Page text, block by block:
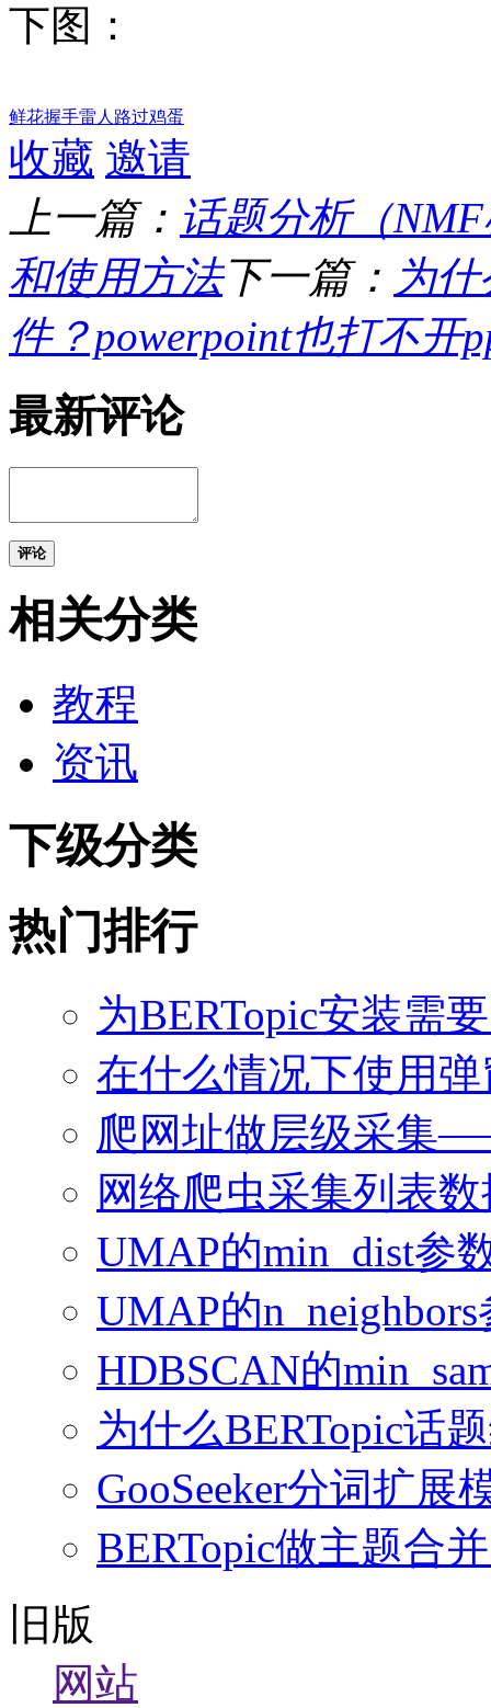
下图：
鲜花握手雷人 路过鸡蛋
收藏 邀请
上一篇： 话题分析（
和使用方法下一篇： 为
件？powerpoint也打不开
最新评论
评论
相关分类
教程
资讯
下级分类
热门排行
为BERTopic安装需
在什么情况下使用
爬网址做层级采集
网络爬虫采集列表
UMAP的min_dist参
UMAP的
HDBSCAN的
为什么BERTopic话
GooSeeker分词扩展
BERTopic做主题合
旧版
网站